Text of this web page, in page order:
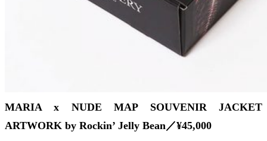
MARIA x NUDE MAP SOUVENIR JACKET
ARTWORK by Rockin’ Jelly Bean／¥45,000